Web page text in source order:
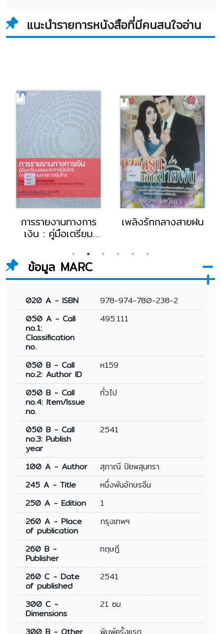
แนะนำรายการหนังสือที่มีคนสนใจอ่าน
หนุ่มกวนสาวแกร่ง
รักแรงคูณสอง
นาทีรักสะกิดหัวใจ
ข้อมูล MARC
020 A - ISBN
978-974-780-238-2
050 A - Call
no.1:
Classification
no.
495.111
050 B - Call
no.2: Author ID
ห159
050 B - Call
no.4: Item/Issue
no.
ทั่วไป
050 B - Call
no.3: Publish
year
2541
100 A - Author
สุภาณี ปิยพสุนทรา
245 A - Title
หนึ่งพันอักษรจีน
250 A - Edition
1
260 A - Place
of publication
กรุงเทพฯ
260 B -
Publisher
ทฤษฎี
260 C - Date
of published
2541
300 C -
Dimensions
21 ซม.